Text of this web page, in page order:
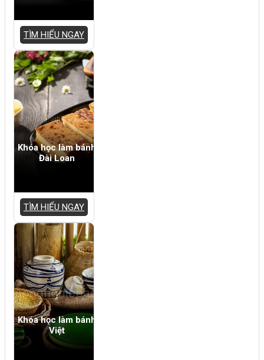
TÌM HIỂU NGAY
Khóa học làm bánh
Đài Loan
TÌM HIỂU NGAY
Khóa học làm bánh
Việt